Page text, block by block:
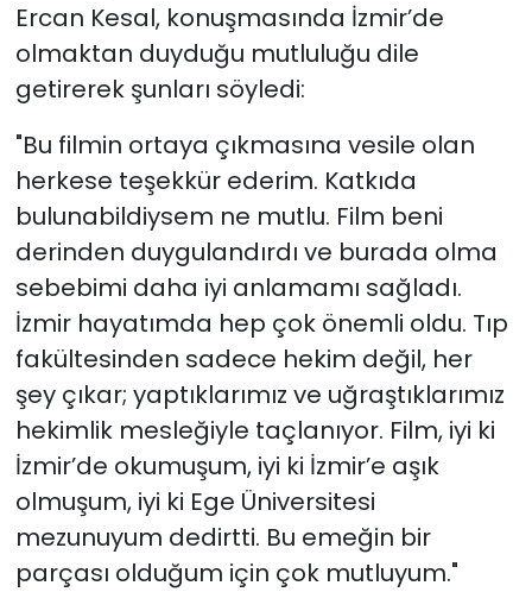
Ercan Kesal, konuşmasında İzmir’de
olmaktan duyduğu mutluluğu dile
getirerek şunları söyledi:
"Bu filmin ortaya çıkmasına vesile olan
herkese teşekkür ederim. Katkıda
bulunabildiysem ne mutlu. Film beni
derinden duygulandırdı ve burada olma
sebebimi daha iyi anlamamı sağladı.
İzmir hayatımda hep çok önemli oldu. Tıp
fakültesinden sadece hekim değil, her
şey çıkar; yaptıklarımız ve uğraştıklarımız
hekimlik mesleğiyle taçlanıyor. Film, iyi ki
İzmir’de okumuşum, iyi ki İzmir’e aşık
olmuşum, iyi ki Ege Üniversitesi
mezunuyum dedirtti. Bu emeğin bir
parçası olduğum için çok mutluyum."